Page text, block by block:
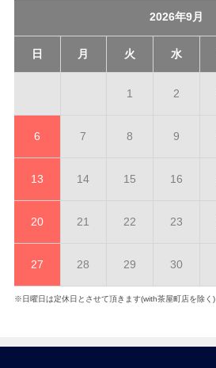
2026年9月
日 月 火 水
1 2
6 7 8 9
13 14 15 16
20 21 22 23
27 28 29 30
※日曜日は定休日とさせて頂きます(with茶屋町店を除く)